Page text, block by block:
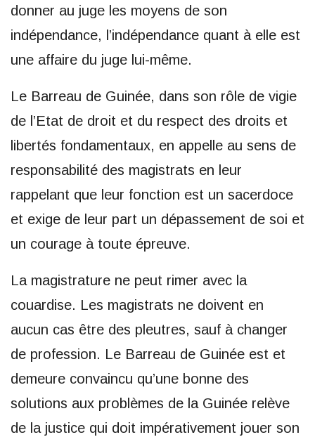
donner au juge les moyens de son
indépendance, l’indépendance quant à elle est
une affaire du juge lui-même.
Le Barreau de Guinée, dans son rôle de vigie
de l’Etat de droit et du respect des droits et
libertés fondamentaux, en appelle au sens de
responsabilité des magistrats en leur
rappelant que leur fonction est un sacerdoce
et exige de leur part un dépassement de soi et
un courage à toute épreuve.
La magistrature ne peut rimer avec la
couardise. Les magistrats ne doivent en
aucun cas être des pleutres, sauf à changer
de profession. Le Barreau de Guinée est et
demeure convaincu qu’une bonne des
solutions aux problèmes de la Guinée relève
de la justice qui doit impérativement jouer son